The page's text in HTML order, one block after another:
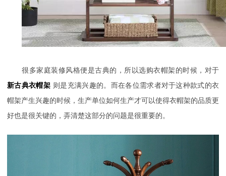
很多家庭装修风格便是古典的，所以选购衣帽架的时候，对于
新古典衣帽架 则是充满兴趣的。而在各位需求者对于这种款式的衣
帽架产生兴趣的时候，生产单位如何生产才可以使得衣帽架的品质更
好也是很关键的，弄清楚这部分的问题是很重要的。